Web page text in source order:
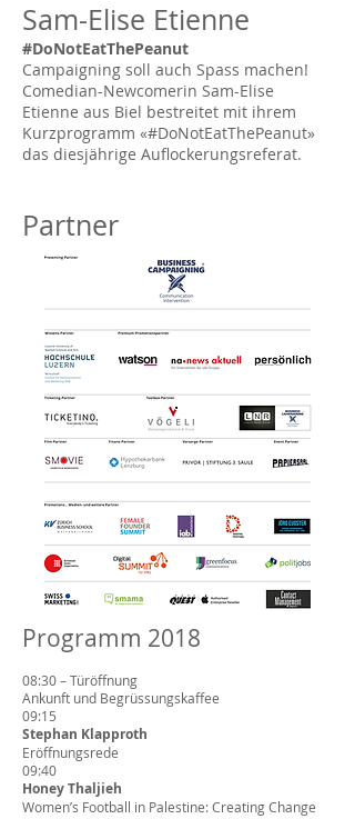
​Sam-Elise Etienne
#DoNotEatThePeanut
Campaigning soll auch Spass machen!
Comedian-Newcomerin Sam-Elise
Etienne aus Biel bestreitet mit ihrem
Kurzprogramm «#DoNotEatThePeanut»
das diesjährige Auflockerungsreferat.
Partner
Programm 2018
08:30 – Türöffnung
Ankunft und Begrüssungskaffee
09:15
Stephan Klapproth
Eröffnungsrede
09:40
Honey Thaljieh
Women’s Football in Palestine: Creating Change